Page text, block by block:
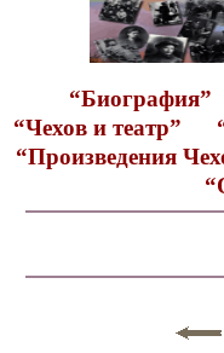
“Биография”
“Чехов и театр”
“Произведения